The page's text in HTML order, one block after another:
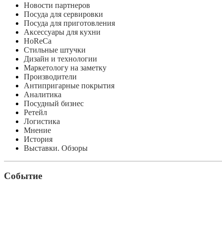
Новости партнеров
Посуда для сервировки
Посуда для приготовления
Аксессуары для кухни
HoReCa
Стильные штучки
Дизайн и технологии
Маркетологу на заметку
Производители
Антипригарные покрытия
Аналитика
Посудный бизнес
Ретейл
Логистика
Мнение
История
Выставки. Обзоры
Событие